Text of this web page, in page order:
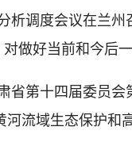
调度会议在兰州
做好当前和今后
第十四届委员会
流域生态保护和